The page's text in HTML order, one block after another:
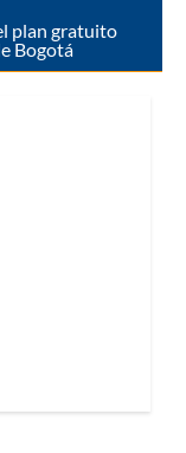
plan gratuito
Bogotá